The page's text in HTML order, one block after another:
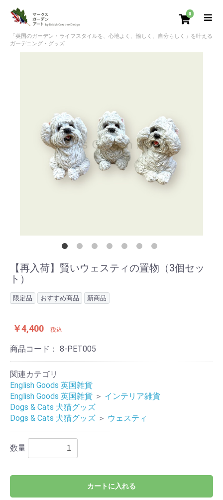
0
「英国のガーデン・ライフスタイルを、心地よく、愉しく、自分らしく」を叶える
ガーデニング・グッズ
【再入荷】賢いウェスティの置物（3個セッ
ト）
限定品 おすすめ商品 新商品
￥4,400 税込
商品コード： 8-PET005
関連カテゴリ
English Goods 英国雑貨
English Goods 英国雑貨 ＞ インテリア雑貨
Dogs & Cats 犬猫グッズ
Dogs & Cats 犬猫グッズ ＞ ウェスティ
数量
カートに入れる